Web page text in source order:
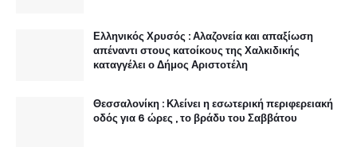
Ελληνικός Χρυσός : Αλαζονεία και απαξίωση
απέναντι στους κατοίκους της Χαλκιδικής
καταγγέλει ο Δήμος Αριστοτέλη
Θεσσαλονίκη : Κλείνει η εσωτερική περιφερειακή
οδός για 6 ώρες , το βράδυ του Σαββάτου